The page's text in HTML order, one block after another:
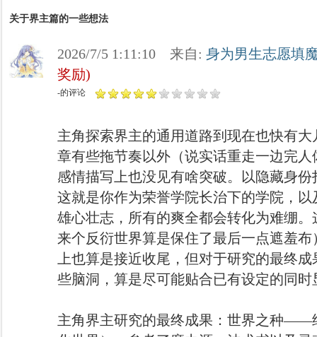
关于界主篇的一些想法
2026/7/5 1:11:10 来自: 身为男生志愿填
奖励)
-的评论
主角探索界主的通用道路到现在也快有
章有些拖节奏以外（说实话重走一边完
感情描写上也没见有啥突破。以隐藏身
这就是你作为荣誉学院长治下的学院，
雄心壮志，所有的爽全都会转化为难绷
来个反衍世界算是保住了最后一点遮羞
上也算是接近收尾，但对于研究的最终
些脑洞，算是尽可能贴合已有设定的同
主角界主研究的最终成果：世界之种——